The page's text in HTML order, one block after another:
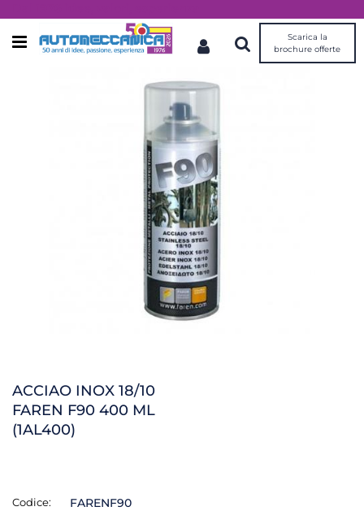
Open menu
Scarica la
brochure offerte
ACCIAO INOX 18/10
FAREN F90 400 ML
(1AL400)
Codice: FARENF90